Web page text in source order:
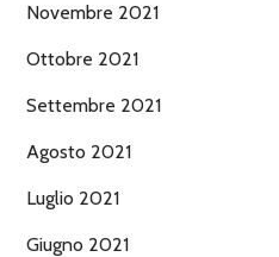
Novembre 2021
Ottobre 2021
Settembre 2021
Agosto 2021
Luglio 2021
Giugno 2021